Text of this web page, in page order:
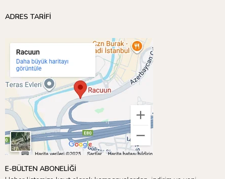
ADRES TARİFİ
E-BÜLTEN ABONELİĞİ